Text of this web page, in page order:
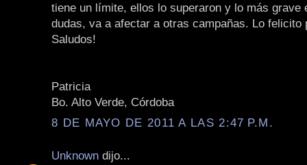
tiene un límite, ellos lo superaron y lo más grave
dudas, va a afectar a otras campañas. Lo felicito
Saludos!
Patricia
Bo. Alto Verde, Córdoba
8 DE MAYO DE 2011 A LAS 2:47 P.M.
Unknown dijo...